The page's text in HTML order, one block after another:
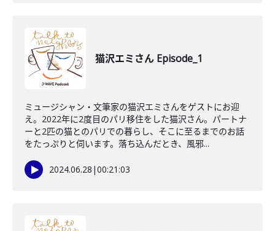
猫沢エミさん Episode_1
ミュージシャン・文筆家の猫沢エミさんをゲストにお迎
え。2022年に2度目のパリ移住をした猫沢さん。パートナ
ーと2匹の猫とのパリでの暮らし、そこに至るまでのお話
をたっぷりと伺います。落ち込んだとき、風邪...
2024.06.28 |00:21:03